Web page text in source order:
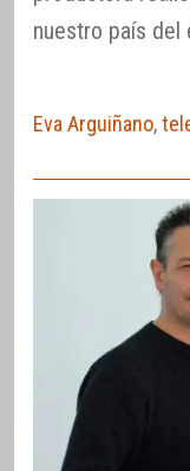
nuestro país del
Eva Arguiñano,